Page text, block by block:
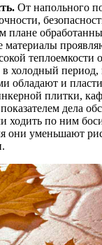
От напольного
плане
теплоемкости
холодный период,
обладают и
плитки,
дела
ходить по ним
они уменьшают